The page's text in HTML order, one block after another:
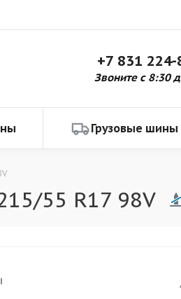
+7 831
Звоните с 8:30
Грузовые шины
55 R17 98V